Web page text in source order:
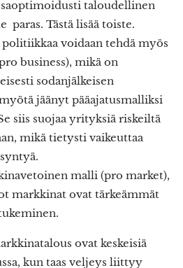
taloudellinen
paras. Tästä lisää toiste.
voidaan tehdä myös
business), mikä on
sodanjälkeisen
jäänyt pääajatusmalliksi
siis suojaa yrityksiä riskeiltä
mikä tietysti vaikeuttaa
malli (pro market),
markkinat ovat tärkeämmät
ovat keskeisiä
kun taas veljeys liittyy